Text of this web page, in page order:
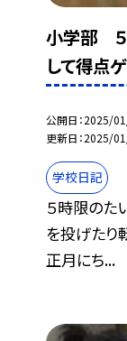
小学部 ５
して得点
公開日 2025/
更新日 2025/
学校日記
５時限のた
を投げたり
正月にち...